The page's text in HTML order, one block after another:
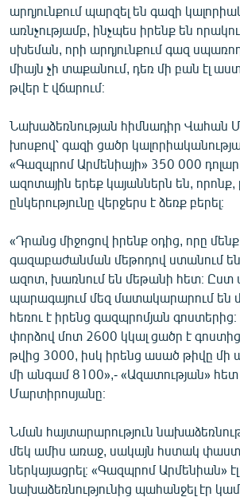
ՁԳՏԵԼՈՎ ԼԱՎԱԳՈՒՅՆԻՆ
ՓՈԴՔԱՍԹ
Հայերեն
Русский
ՀԵՏԵՎԵՔ ՄԵԶ
«Ազատության» բոլոր կայքերը
արդյունքում պարզել են գազի
առնչությամբ, ինչպես իրենք են
սխեման, որի արդյունքում գազ սպառող
միայն չի տաքանում, դեռ մի բան էլ
թվեր է վճարում։
Նախաձեռնության հիմնադիր Վահան
խոսքով՝ գազի ցածր
«Գազպրոմ Արմենիայի» 350 000
ազոտային երեք կայաններն են, որոնք,
ընկերությունը վերջերս է ձեռք բերել։
«Դրանց միջոցով իրենք օդից, որը մենք
գազաբաժանման մեթոդով ստանում են
ազոտ, խառնում են մեթանի հետ։ Ըստ
պարագայում մեզ մատակարարում են
հեռու է իրենց գազպրոմյան
փորձով մոտ 2600 կկալ ցածր է
թվից 3000, իսկ իրենց ասած թիվը մի
մի անգամ 8100»,- «Ազատության» հետ
Մարտիրոսյանը։
Նման հայտարարություն
մեկ ամիս առաջ, սակայն հստակ
ներկայացրել։ «Գազպրոմ Արմենիան» էլ
նախաձեռնությունից պահանջել էր